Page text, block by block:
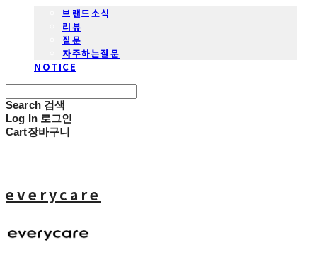
브랜드소식
리뷰
질문
자주하는질문
NOTICE
Search 검색
Log In 로그인
Cart장바구니
everycare